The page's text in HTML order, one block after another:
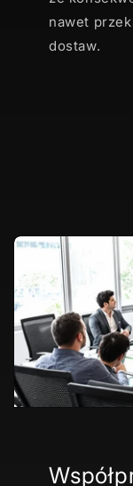
nawet
dostaw.